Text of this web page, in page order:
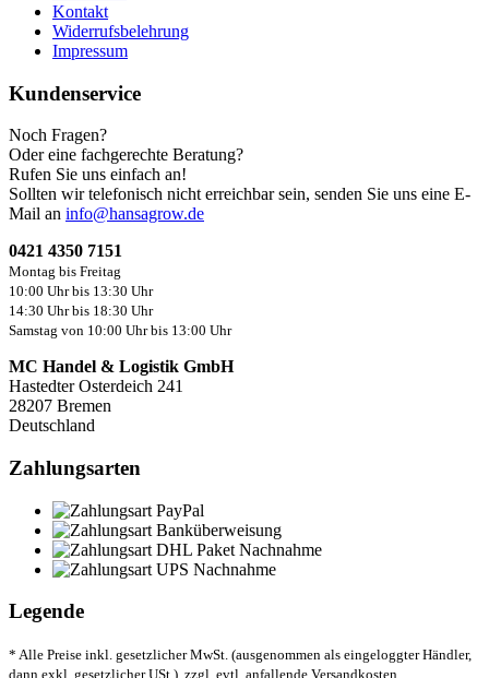
Kontakt
Widerrufsbelehrung
Impressum
Kundenservice
Noch Fragen?
Oder eine fachgerechte Beratung?
Rufen Sie uns einfach an!
Sollten wir telefonisch nicht erreichbar sein, senden Sie uns eine E-
Mail an info@hansagrow.de
0421 4350 7151
Montag bis Freitag
10:00 Uhr bis 13:30 Uhr
14:30 Uhr bis 18:30 Uhr
Samstag von 10:00 Uhr bis 13:00 Uhr
MC Handel & Logistik GmbH
Hastedter Osterdeich 241
28207 Bremen
Deutschland
Zahlungsarten
Legende
* Alle Preise inkl. gesetzlicher MwSt. (ausgenommen als eingeloggter Händler,
dann exkl. gesetzlicher USt.), zzgl. evtl. anfallende Versandkosten